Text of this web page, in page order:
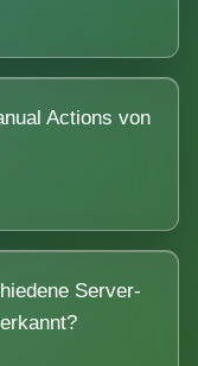
Actions von
Server-